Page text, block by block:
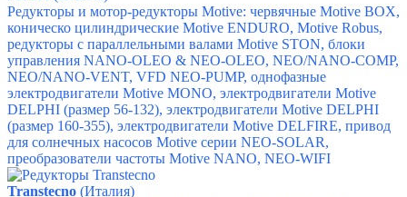
Редукторы и мотор-редукторы Motive: червячные Motive BOX,
коническо цилиндрические Motive ENDURO, Motive Robus,
редукторы с параллельными валами Motive STON, блоки
управления NANO-OLEO & NEO-OLEO, NEO/NANO-COMP,
NEO/NANO-VENT, VFD NEO-PUMP, однофазные
электродвигатели Motive MONO, электродвигатели Motive
DELPHI (размер 56-132), электродвигатели Motive DELPHI
(размер 160-355), электродвигатели Motive DELFIRE, привод
для солнечных насосов Motive серии NEO-SOLAR,
преобразователи частоты Motive NANO, NEO-WIFI
Transtecno (Италия)